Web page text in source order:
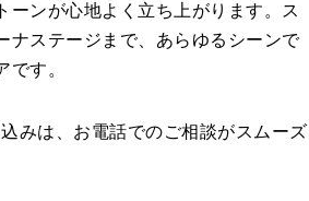
ーンが心地よく立ち上がります。ス
ナステージまで、あらゆるシーンで
す。
みは、お電話でのご相談がスムーズ